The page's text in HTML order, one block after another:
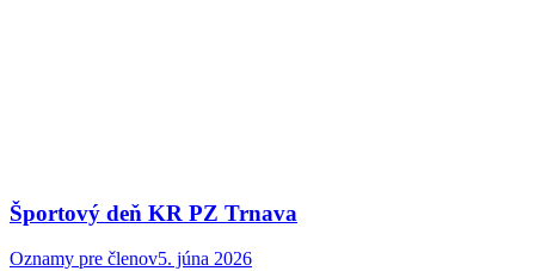
Športový deň KR PZ Trnava
Oznamy pre členov5. júna 2026